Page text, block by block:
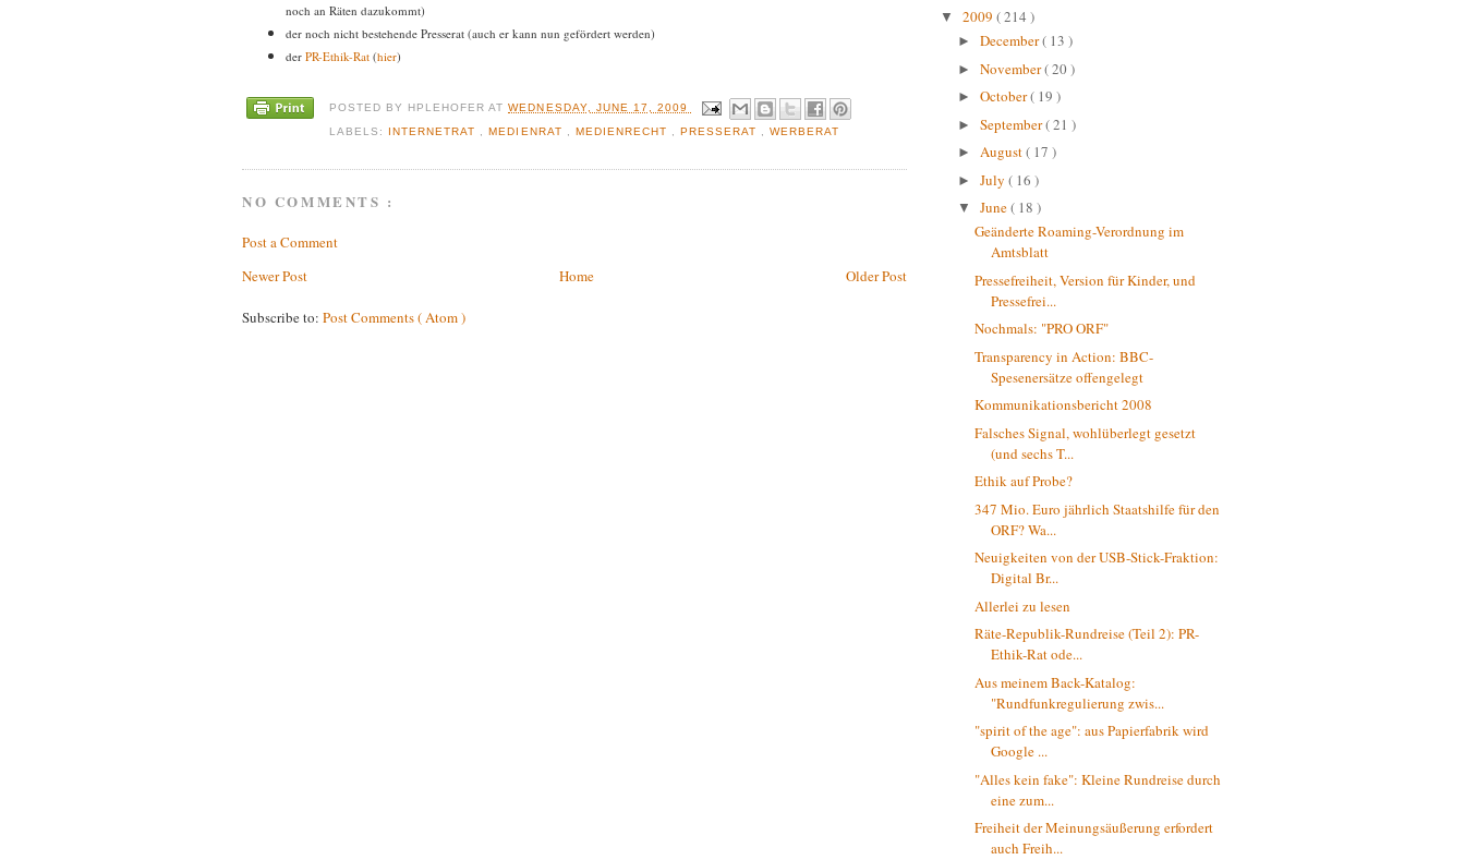
noch an Räten dazukommt)
der noch nicht bestehende Presserat (auch er kann nun gefördert werden)
der PR-Ethik-Rat (hier)
POSTED BY HPLEHOFERATWEDNESDAY, JUNE 17, 2009
LABELS: INTERNETRAT ,MEDIENRAT MEDIENRECHT PRESSERAT WERBERAT
NO COMMENTS :
Post a Comment
Newer Post
Older Post
Home
Subscribe to: Post Comments ( Atom )
▼ 2009 ( 214 )
► December( 13 )
► November( 20 )
► October( 19 )
► September( 21 )
► August( 17 )
► July ( 16 )
▼ June( 18 )
Geänderte Roaming-Verordnung im
Amtsblatt
Pressefreiheit, Version für Kinder, und
Pressefrei...
Nochmals: "PRO ORF"
Transparency in Action: BBC-
Spesenersätze offengelegt
Kommunikationsbericht 2008
Falsches Signal, wohlüberlegt gesetzt
(und sechs T...
Ethik auf Probe?
347 Mio. Euro jährlich Staatshilfe für den
ORF? Wa...
Neuigkeiten von der USB-Stick-Fraktion:
Digital Br...
Allerlei zu lesen
Räte-Republik-Rundreise (Teil 2): PR-
Ethik-Rat ode...
Aus meinem Back-Katalog:
"Rundfunkregulierung zwis...
"spirit of the age": aus Papierfabrik wird
Google ...
"Alles kein fake": Kleine Rundreise durch
eine zum...
Freiheit der Meinungsäußerung erfordert
auch Freih...